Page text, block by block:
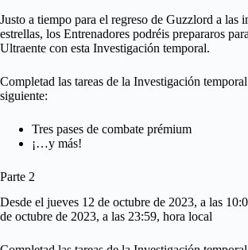
Justo a tiempo para el regreso de Guzzlord a las
estrellas, los Entrenadores podréis prepararos
Ultraente con esta Investigación temporal.
Completad las tareas de la Investigación
siguiente:
Tres pases de combate prémium
¡…y más!
Parte 2
Desde el jueves 12 de octubre de 2023, a las
de octubre de 2023, a las 23:59, hora local